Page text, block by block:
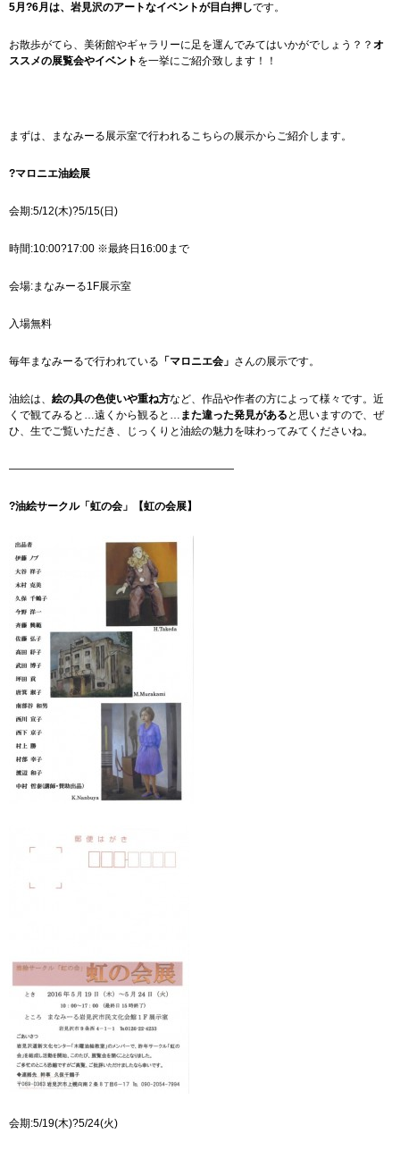
5月?6月は、岩見沢のアートなイベントが目白押しです。
お散歩がてら、美術館やギャラリーに足を運んでみてはいかがでしょう？？ オ
ススメの展覧会やイベント を一挙にご紹介致します！！
まずは、まなみーる展示室で行われるこちらの展示からご紹介します。
?マロニエ油絵展
会期:5/12(木)?5/15(日)
時間:10:00?17:00 ※最終日16:00まで
会場:まなみーる1F展示室
入場無料
毎年まなみーるで行われている 「マロニエ会」 さんの展示です。
油絵は、 絵の具の色使いや重ね方など、作品や作者の方によって様々です。近
くで観てみると…遠くから観ると… また違った発見がある と思いますので、ぜ
ひ、生でご覧いただき、じっくりと油絵の魅力を味わってみてくださいね。
—————————————————————
?油絵サークル「虹の会」【虹の会展】
会期:5/19(木)?5/24(火)